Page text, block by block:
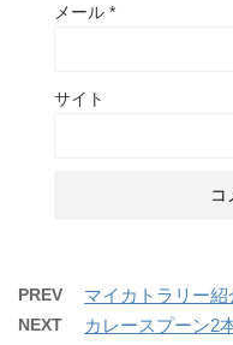
メール *
サイト
PREV マイカトラリー
NEXT カレースプーン2